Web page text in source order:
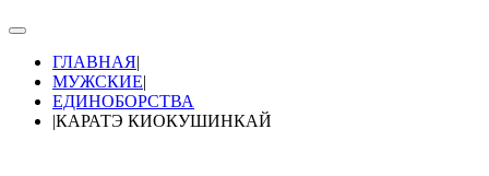
ГЛАВНАЯ|
МУЖСКИЕ|
ЕДИНОБОРСТВА
|КАРАТЭ КИОКУШИНКАЙ